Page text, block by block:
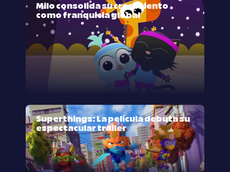
Milo consolida su crecimiento
como franquicia global
Superthings: La película debuta su
espectacular trailer